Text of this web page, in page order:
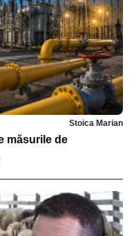
Stoica Marian
măsurile de